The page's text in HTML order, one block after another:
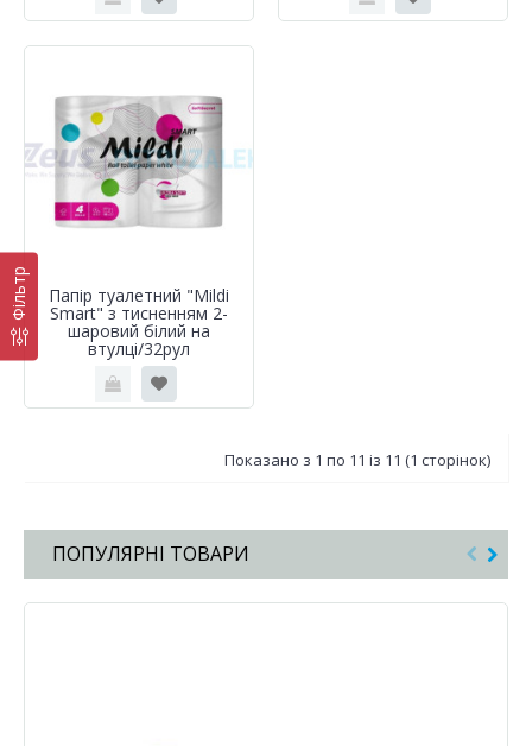
Фільтр Папір туалетний "Mildi
Smart" з тисненням 2-
шаровий білий на
втулці/32рул
Показано з 1 по 11 із 11 (1 сторінок)
ПОПУЛЯРНІ ТОВАРИ